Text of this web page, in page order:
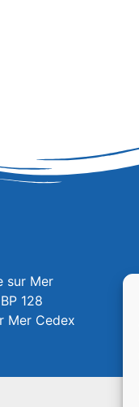
sur Mer
128
Mer Cedex